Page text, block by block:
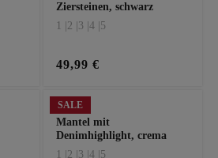
Ziersteinen, schwarz
1 | 2 | 3 | 4 | 5
49,99 €
SALE
Mantel mit
Denimhighlight, crema
1 | 2 | 3 | 4 | 5